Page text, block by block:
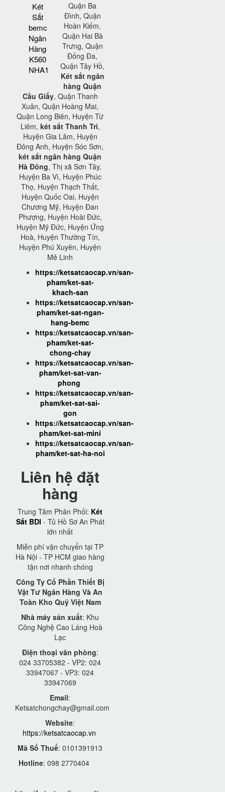
Két
Sắt
bemc
Ngân
Hàng
K560
NHA1
Quận Ba
Đình, Quận
Hoàn Kiếm,
Quận Hai Bà
Trưng, Quận
Đống Đa,
Quận Tây Hồ,
Két sắt ngân
hàng Quận
Cầu Giấy, Quận Thanh
Xuân, Quận Hoàng Mai,
Quận Long Biên, Huyện Từ
Liêm, két sắt Thanh Trì,
Huyện Gia Lâm, Huyện
Đông Anh, Huyện Sóc Sơn,
két sắt ngân hàng Quận
Hà Đông, Thị xã Sơn Tây,
Huyện Ba Vì, Huyện Phúc
Thọ, Huyện Thạch Thất,
Huyện Quốc Oai, Huyện
Chương Mỹ, Huyện Đan
Phượng, Huyện Hoài Đức,
Huyện Mỹ Đức, Huyện Ứng
Hoà, Huyện Thường Tín,
Huyện Phú Xuyên, Huyện
Mê Linh
https://ketsatcaocap.vn/san-
pham/ket-sat-
khach-san
https://ketsatcaocap.vn/san-
pham/ket-sat-ngan-
hang-bemc
https://ketsatcaocap.vn/san-
pham/ket-sat-
chong-chay
https://ketsatcaocap.vn/san-
pham/ket-sat-van-
phong
https://ketsatcaocap.vn/san-
pham/ket-sat-sai-
gon
https://ketsatcaocap.vn/san-
pham/ket-sat-mini
https://ketsatcaocap.vn/san-
pham/ket-sat-ha-noi
Liên hệ đặt
hàng
Trung Tâm Phân Phối: Két
Sắt BDI - Tủ Hồ Sơ An Phát
lớn nhất
Miễn phí vận chuyển tại TP
Hà Nội - TP HCM giao hàng
tận nơi nhanh chóng
Công Ty Cổ Phần Thiết Bị
Vật Tư Ngân Hàng Và An
Toàn Kho Quỹ Việt Nam
Nhà máy sản xuất: Khu
Công Nghệ Cao Láng Hoà
Lạc
Điện thoại văn phòng:
024 33705382 - VP2: 024
33947067 - VP3: 024
33947069
Email:
Ketsatchongchay@gmail.com
Website:
https://ketsatcaocap.vn
Mã Số Thuế: 0101391913
Hotline: 098 2770404